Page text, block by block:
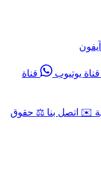
قناة يوتيوب
قناة
✉️ اتصل بنا ⚖️ حقوق